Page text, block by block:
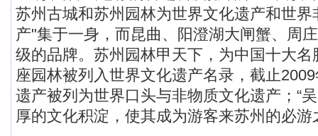
苏州古城和苏州园林为世界文化遗产和世
产"集于一身，而昆曲、阳澄湖大闸蟹、周
级的品牌。苏州园林甲天下，为中国十大
座园林被列入世界文化遗产名录，截止
遗产被列为世界口头与非物质文化遗产；“
厚的文化积淀，使其成为游客来苏州的必游